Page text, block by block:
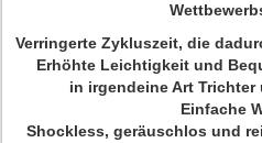
Verringerte Zykluszeit, die
Erhöhte Leichtigkeit und
in irgendeine Art
Einfache
Shockless, geräuschlos und